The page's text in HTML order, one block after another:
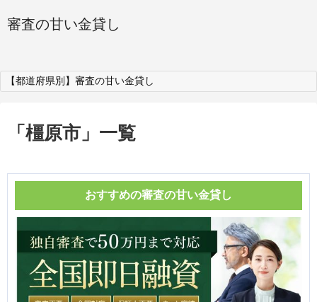
審査の甘い金貸し
【都道府県別】審査の甘い金貸し
「 橿原市 」 一覧
おすすめの審査の甘い金貸し